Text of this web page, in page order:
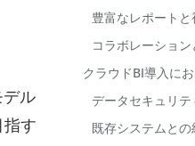
ル
す
豊富なレポート
コラボレーショ
クラウドBI導入に
データセキュリ
既存システムとの